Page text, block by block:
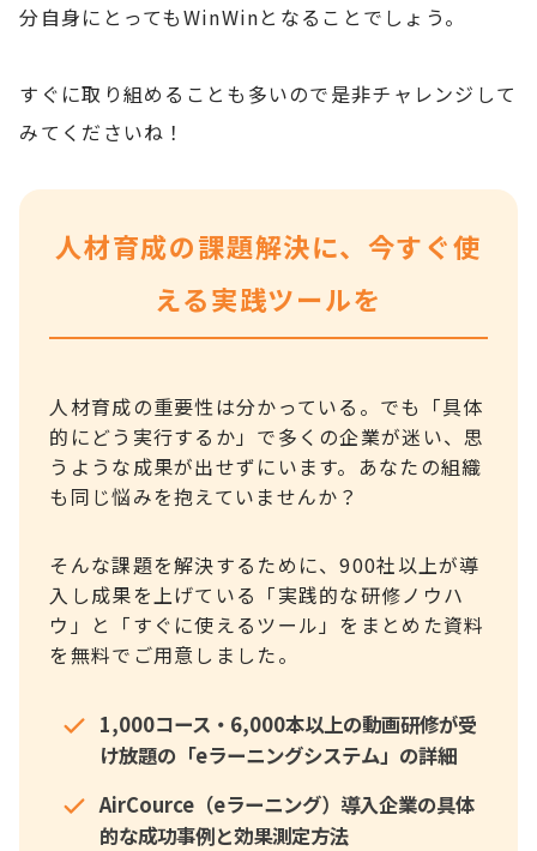
分自身にとってもWinWinとなることでしょう。
すぐに取り組めることも多いので是非チャレンジして
みてくださいね！
人材育成の課題解決に、今すぐ使
える実践ツールを
人材育成の重要性は分かっている。でも「具体
的にどう実行するか」で多くの企業が迷い、思
うような成果が出せずにいます。あなたの組織
も同じ悩みを抱えていませんか？
そんな課題を解決するために、900社以上が導
入し成果を上げている「実践的な研修ノウハ
ウ」と「すぐに使えるツール」をまとめた資料
を無料でご用意しました。
1,000コース・6,000本以上の動画研修が受
け放題の「eラーニングシステム」の詳細
AirCource（eラーニング）導入企業の具体
的な成功事例と効果測定方法